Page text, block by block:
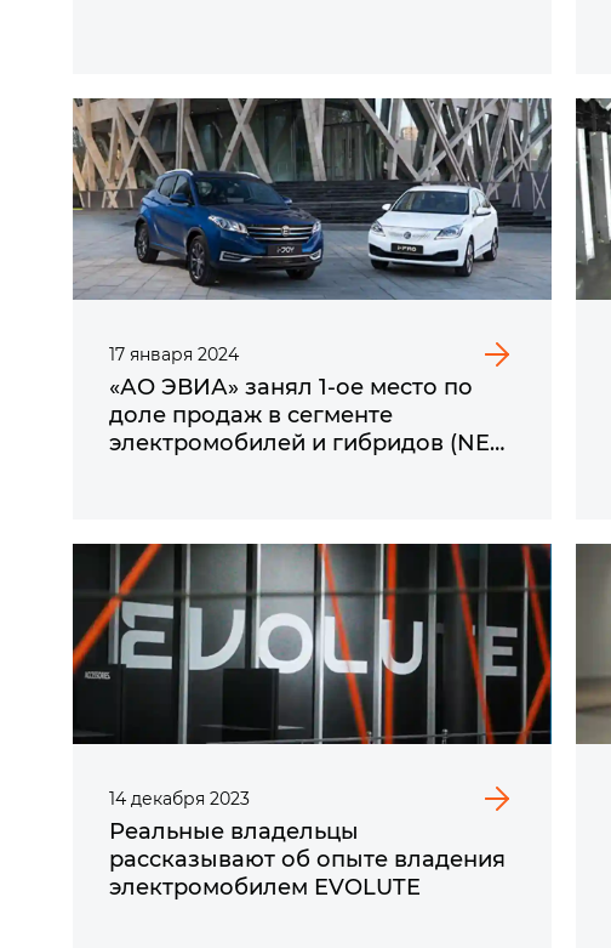
17 января 2024
«АО ЭВИА» занял 1-ое место по
доле продаж в сегменте
электромобилей и гибридов (NEV)
14 декабря 2023
Реальные владельцы
рассказывают об опыте владения
электромобилем EVOLUTE